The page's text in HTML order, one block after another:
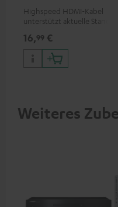
Highspeed HDMI-Kabel
unterstützt aktuelle
16,99 €
Weiteres